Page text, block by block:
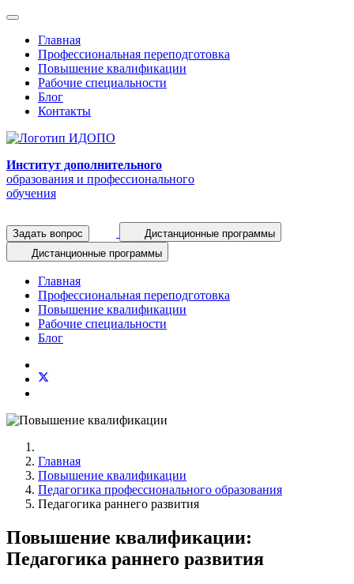
Главная
Профессиональная переподготовка
Повышение квалификации
Рабочие специальности
Блог
Контакты
Институт дополнительного
образования и профессионального
обучения
Задать вопрос
Дистанционные программы
Дистанционные программы
Главная
Профессиональная переподготовка
Повышение квалификации
Рабочие специальности
Блог
Главная
Повышение квалификации
Педагогика профессионального образования
Педагогика раннего развития
Повышение квалификации:
Педагогика раннего развития